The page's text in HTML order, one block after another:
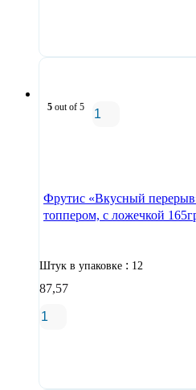
5 out of 5
Фрутис «Вкусный
топпером, с ложечкой
Штук в упаковке : 12
87,57